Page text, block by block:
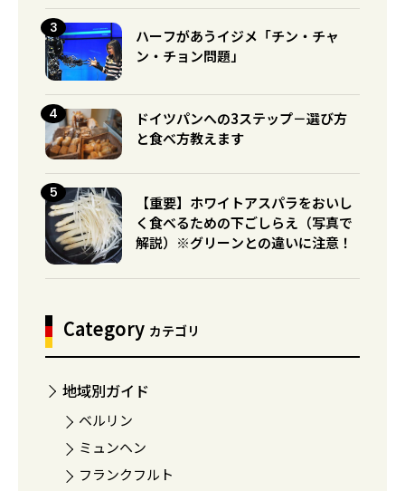
ハーフがあうイジメ「チン・チャ
ン・チョン問題」
ドイツパンへの3ステップ－選び方
と食べ方教えます
【重要】ホワイトアスパラをおいし
く食べるための下ごしらえ（写真で
解説）※グリーンとの違いに注意！
Category カテゴリ
地域別ガイド
ベルリン
ミュンヘン
フランクフルト